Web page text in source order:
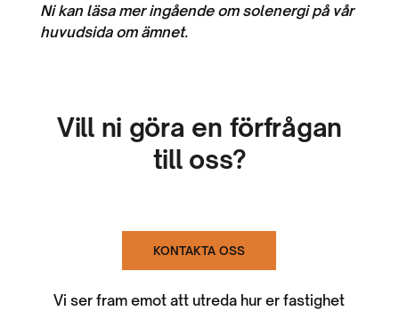
Ni kan läsa mer ingående om solenergi på vår
huvudsida om ämnet.
Vill ni göra en förfrågan
till oss?
KONTAKTA OSS
Vi ser fram emot att utreda hur er fastighet